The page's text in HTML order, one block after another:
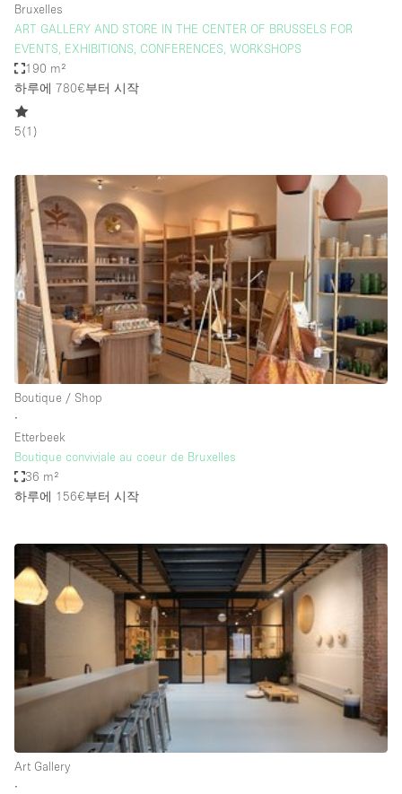
Art Gallery
Atelier / Workshop Studio
Boat
Container
Creative Space
Event Space
Fair / Festival
Hall
Lobby Space
Mall Shop
Meeting Space
Office Space
Restaurant / Bar / Cafe
Rooftop
Shop Share
Stall / Market Stall
Unique Space
Bruxelles
ART GALLERY AND STORE IN THE CENTER OF BRUSSELS FOR
EVENTS, EXHIBITIONS, CONFERENCES, WORKSHOPS
190 m²
하루에 780€부터 시작
5(1 )
Boutique / Shop
∙
Etterbeek
Boutique conviviale au coeur de Bruxelles
36 m²
하루에 156€부터 시작
Art Gallery
∙